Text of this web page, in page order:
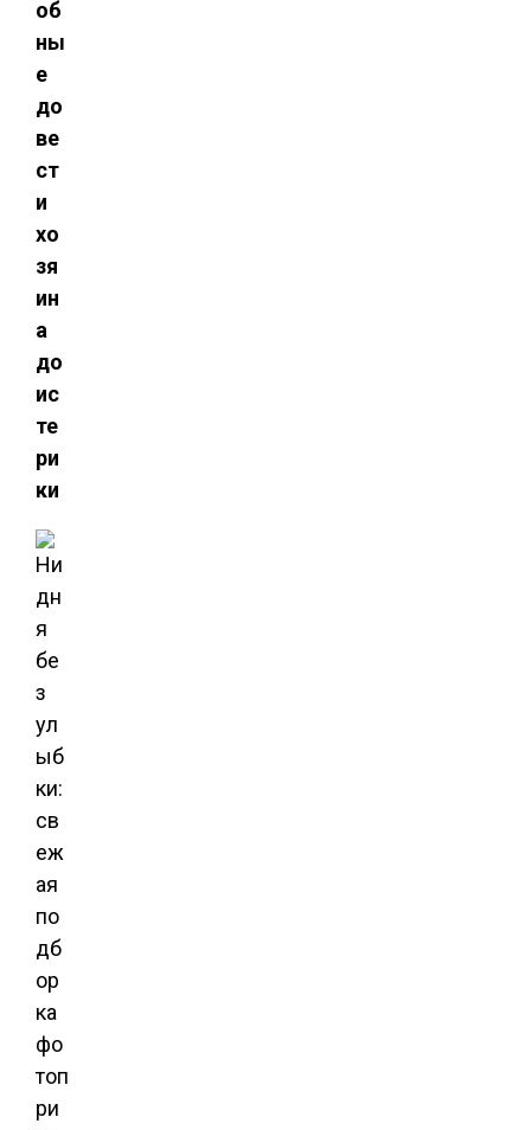
об
ны
е
до
ве
ст
и
хо
зя
ин
а
до
ис
те
ри
ки